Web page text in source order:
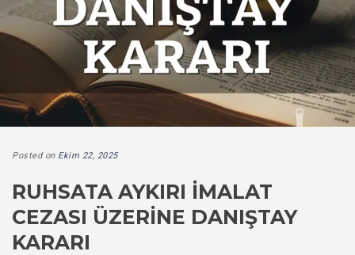
Posted on Ekim 22, 2025
RUHSATA AYKIRI İMALAT
CEZASI ÜZERINE DANIŞTAY
KARARI